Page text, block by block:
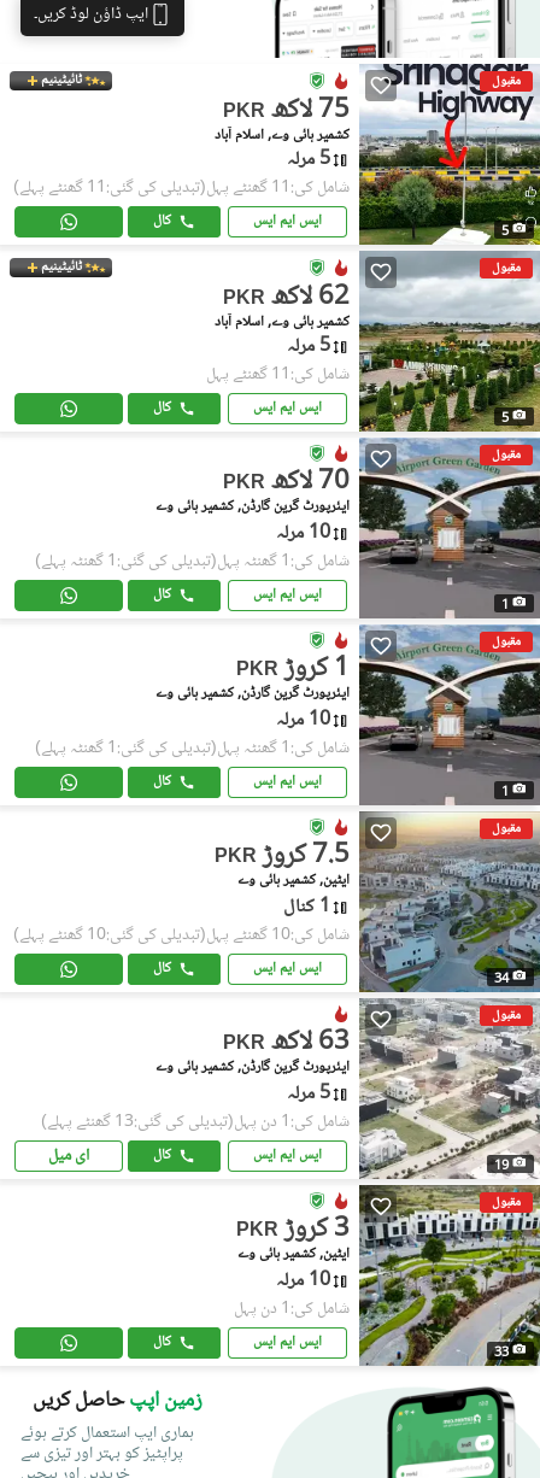
ایپ ڈاؤن لوڈ کریں۔
مقبول
5
ٹائیٹینیم
PKR 75 لاکھ
کشمیر ہائی وے, اسلام آباد
5 مرلہ
شامل کی:11 گھنٹے پہل (تبدیلی کی گئی:11 گھنٹے پہلے)
ایس ایم ایس کال
مقبول
5
ٹائیٹینیم
PKR 62 لاکھ
کشمیر ہائی وے, اسلام آباد
5 مرلہ
شامل کی:11 گھنٹے پہل
ایس ایم ایس کال
مقبول
1
PKR 70 لاکھ
ایئرپورٹ گرین گارڈن, کشمیر ہائی وے
10 مرلہ
شامل کی:1 گھنٹہ پہل (تبدیلی کی گئی:1 گھنٹہ پہلے)
ایس ایم ایس کال
مقبول
1
PKR 1 کروڑ
ایئرپورٹ گرین گارڈن, کشمیر ہائی وے
10 مرلہ
شامل کی:1 گھنٹہ پہل (تبدیلی کی گئی:1 گھنٹہ پہلے)
ایس ایم ایس کال
مقبول
34
PKR 7.5 کروڑ
ایٹین, کشمیر ہائی وے
1 کنال
شامل کی:10 گھنٹے پہل (تبدیلی کی گئی:10 گھنٹے پہلے)
ایس ایم ایس کال
مقبول
19
PKR 63 لاکھ
ایئرپورٹ گرین گارڈن, کشمیر ہائی وے
5 مرلہ
شامل کی:1 دن پہل (تبدیلی کی گئی:13 گھنٹے پہلے)
ایس ایم ایس کال ای میل
مقبول
33
PKR 3 کروڑ
ایٹین, کشمیر ہائی وے
10 مرلہ
شامل کی:1 دن پہل
ایس ایم ایس کال
زمین اپپحاصل کریں
ہماری ایپ استعمال کرتے ہوئے
پراپٹیز کو بہتر اور تیزی سے